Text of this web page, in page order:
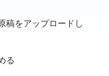
稿をアップロードし
る